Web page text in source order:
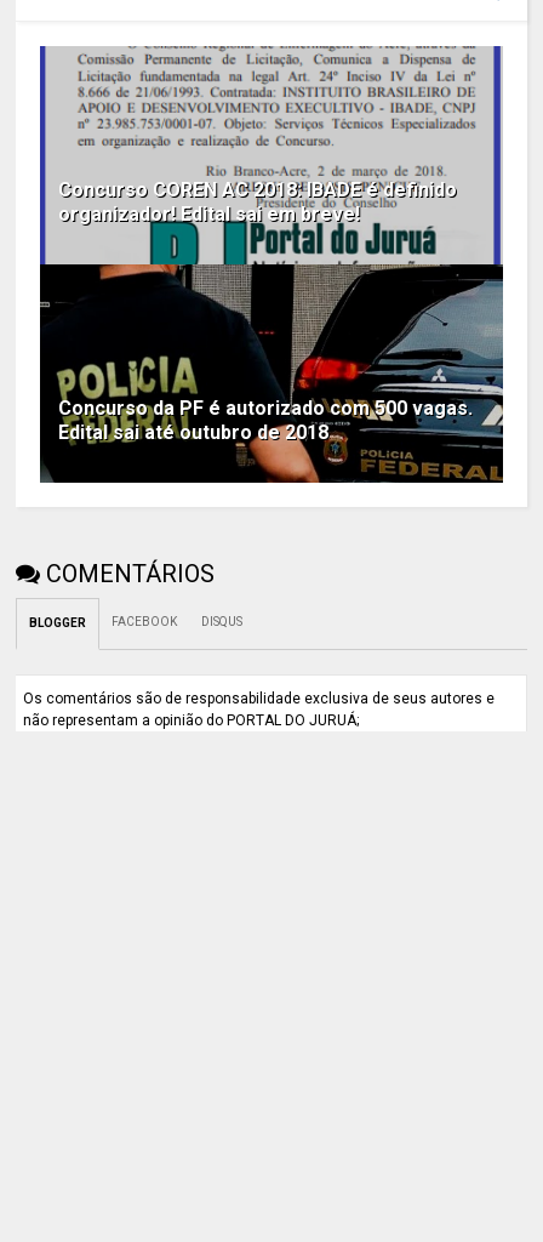
Concurso COREN AC 2018: IBADE é definido
organizador! Edital sai em breve!
Concurso da PF é autorizado com 500 vagas.
Edital sai até outubro de 2018
COMENTÁRIOS
BLOGGER FACEBOOK DISQUS
Os comentários são de responsabilidade exclusiva de seus autores e
não representam a opinião do PORTAL DO JURUÁ;